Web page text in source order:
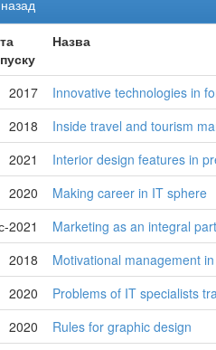
Назва
2017 Innovative technologies in
2018
Inside travel and tourism
2021
Interior design features in
2020
Making career in IT sphere
2021
Marketing as an integral
2018
Motivational management
2020
Problems of IT specialists
2020
Rules for graphic design